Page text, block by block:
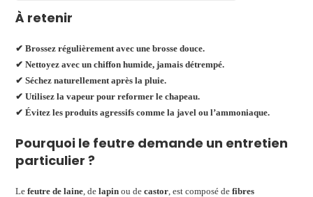
À retenir
✔ Brossez régulièrement avec une brosse douce.
✔ Nettoyez avec un chiffon humide, jamais détrempé.
✔ Séchez naturellement après la pluie.
✔ Utilisez la vapeur pour reformer le chapeau.
✔ Évitez les produits agressifs comme la javel ou l’ammoniaque.
Pourquoi le feutre demande un entretien
particulier ?
Lefeutre de laine , delapin ou decastor , est composé defibres